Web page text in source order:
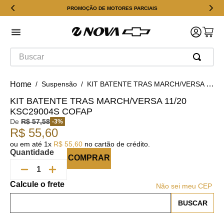
PROMOÇÃO DE MOTORES PARCIAIS
Buscar
Suspensão KIT BATENTE TRAS MARCH/VERSA 11/20 KSC29004S COFAP
KIT BATENTE TRAS MARCH/VERSA 11/20
KSC29004S COFAP
De R$ 57,58 -3%
R$ 55,60
ou em até 1x R$ 55 60 no cartão de crédito.
Quantidade
COMPRAR
Não sei meu CEP